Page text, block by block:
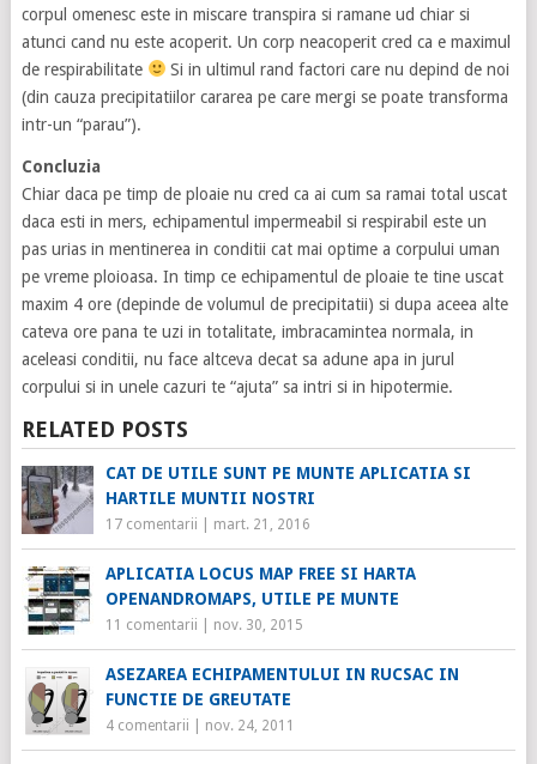
corpul omenesc este in miscare transpira si ramane ud chiar si
atunci cand nu este acoperit. Un corp neacoperit cred ca e maximul
de respirabilitate
Si in ultimul rand factori care nu depind de noi
(din cauza precipitatiilor cararea pe care mergi se poate transforma
intr-un “parau”).
Concluzia
Chiar daca pe timp de ploaie nu cred ca ai cum sa ramai total uscat
daca esti in mers, echipamentul impermeabil si respirabil este un
pas urias in mentinerea in conditii cat mai optime a corpului uman
pe vreme ploioasa. In timp ce echipamentul de ploaie te tine uscat
maxim 4 ore (depinde de volumul de precipitatii) si dupa aceea alte
cateva ore pana te uzi in totalitate, imbracamintea normala, in
aceleasi conditii, nu face altceva decat sa adune apa in jurul
corpului si in unele cazuri te “ajuta” sa intri si in hipotermie.
RELATED POSTS
CAT DE UTILE SUNT PE MUNTE APLICATIA SI
HARTILE MUNTII NOSTRI
17 comentarii mart. 21, 2016
APLICATIA LOCUS MAP FREE SI HARTA
OPENANDROMAPS, UTILE PE MUNTE
11 comentarii nov. 30, 2015
ASEZAREA ECHIPAMENTULUI IN RUCSAC IN
FUNCTIE DE GREUTATE
4 comentarii nov. 24, 2011